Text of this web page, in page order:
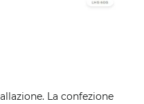
La confezione